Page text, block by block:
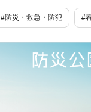
#防災・救急・防犯 #